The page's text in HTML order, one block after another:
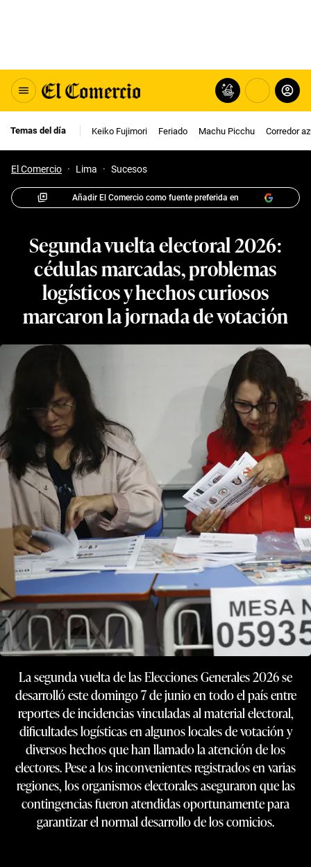
Temas del día Keiko Fujimori Feriado Machu Picchu Corredor
El Comercio · Lima · Sucesos
Añadir El Comercio como fuente preferida en
Segunda vuelta electoral 2026:
cédulas marcadas, problemas
logísticos y hechos curiosos
marcaron la jornada de votación
La segunda vuelta de las Elecciones Generales 2026 se
desarrolló este domingo 7 de junio en todo el país entre
reportes de incidencias vinculadas al material electoral,
dificultades logísticas en algunos locales de votación y
diversos hechos que han llamado la atención de los
electores. Pese a los inconvenientes registrados en varias
regiones, los organismos electorales aseguraron que las
contingencias fueron atendidas oportunamente para
garantizar el normal desarrollo de los comicios.